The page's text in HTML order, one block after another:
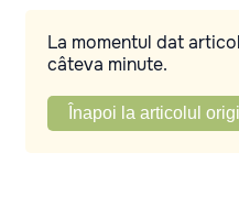
La momentul dat
câteva minute.
Înapoi la articolul